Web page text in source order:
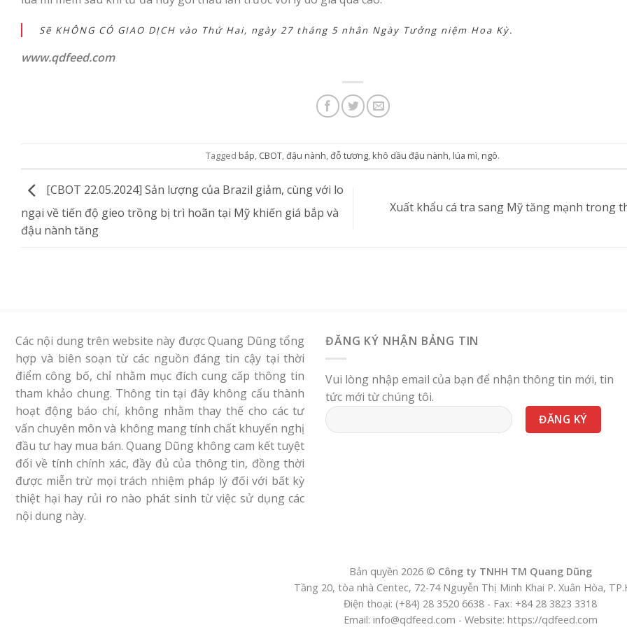
Sẽ KHÔNG CÓ GIAO DỊCH vào Thứ Hai, ngày 27 tháng 5 nhân Ngày Tưởng niệm Hoa Kỳ.
www.qdfeed.com
Tagged bắp, CBOT,đậu nành,đỗ tương, khô dầu đậu nành, lúa mì, ngô.
[CBOT 22.05.2024] Sản lượng của Brazil giảm, cùng với lo
ngại về tiến độ gieo trồng bị trì hoãn tại Mỹ khiến giá bắp và
đậu nành tăng
Xuất khẩu cá tra sang Mỹ tăng mạnh trong
Các nội dung trên website này được Quang Dũng tổng
hợp và biên soạn từ các nguồn đáng tin cậy tại thời
điểm công bố, chỉ nhằm mục đích cung cấp thông tin
tham khảo chung. Thông tin tại đây không cấu thành
hoạt động báo chí, không nhằm thay thế cho các tư
vấn chuyên môn và không mang tính chất khuyến nghị
đầu tư hay mua bán. Quang Dũng không cam kết tuyệt
đối về tính chính xác, đầy đủ của thông tin, đồng thời
được miễn trừ mọi trách nhiệm pháp lý đối với bất kỳ
thiệt hại hay rủi ro nào phát sinh từ việc sử dụng các
nội dung này.
ĐĂNG KÝ NHẬN BẢNG TIN
Vui lòng nhập email của bạn để nhận thông tin mới, tin
tức mới từ chúng tôi.
Bản quyền 2026 © Công ty TNHH TM Quang Dũng
Tầng 20, tòa nhà Centec, 72-74 Nguyễn Thị Minh Khai P. Xuân Hòa,
Điện thoại: (+84) 28 3520 6638 - Fax: +84 28 3823 3318
Email: info@qdfeed.com - Website: https://qdfeed.com